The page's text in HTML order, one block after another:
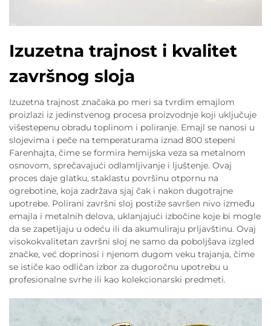
Izuzetna trajnost i kvalitet
završnog sloja
Izuzetna trajnost značaka po meri sa tvrdim emajlom
proizlazi iz jedinstvenog procesa proizvodnje koji uključuje
višestepenu obradu toplinom i poliranje. Emajl se nanosi u
slojevima i peče na temperaturama iznad 800 stepeni
Farenhajta, čime se formira hemijska veza sa metalnom
osnovom, sprečavajući odlamljivanje i ljuštenje. Ovaj
proces daje glatku, staklastu površinu otpornu na
ogrebotine, koja zadržava sjaj čak i nakon dugotrajne
upotrebe. Polirani završni sloj postiže savršen nivo između
emajla i metalnih delova, uklanjajući izbočine koje bi mogle
da se zapetljaju u odeću ili da akumuliraju prljavštinu. Ovaj
visokokvalitetan završni sloj ne samo da poboljšava izgled
značke, već doprinosi i njenom dugom veku trajanja, čime
se ističe kao odličan izbor za dugoročnu upotrebu u
profesionalne svrhe ili kao kolekcionarski predmeti.